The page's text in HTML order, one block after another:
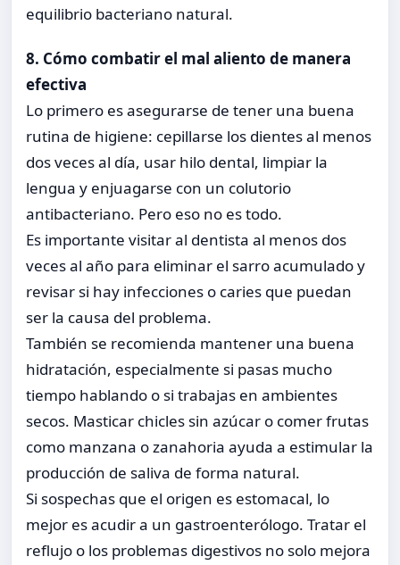
equilibrio bacteriano natural.
8. Cómo combatir el mal aliento de manera
efectiva
Lo primero es asegurarse de tener una buena
rutina de higiene: cepillarse los dientes al menos
dos veces al día, usar hilo dental, limpiar la
lengua y enjuagarse con un colutorio
antibacteriano. Pero eso no es todo.
Es importante visitar al dentista al menos dos
veces al año para eliminar el sarro acumulado y
revisar si hay infecciones o caries que puedan
ser la causa del problema.
También se recomienda mantener una buena
hidratación, especialmente si pasas mucho
tiempo hablando o si trabajas en ambientes
secos. Masticar chicles sin azúcar o comer frutas
como manzana o zanahoria ayuda a estimular la
producción de saliva de forma natural.
Si sospechas que el origen es estomacal, lo
mejor es acudir a un gastroenterólogo. Tratar el
reflujo o los problemas digestivos no solo mejora